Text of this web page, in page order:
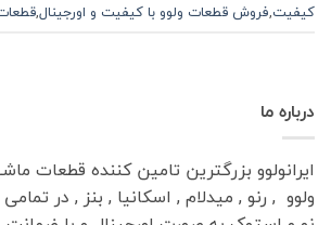
کیفیت,فروش قطعات ولوو با کیفیت و اورجینال,
درباره ما
ایرانولوو بزرگترین تامین کننده قطعات
ولوو , رنو , میدلام , اسکانیا , بنز , در